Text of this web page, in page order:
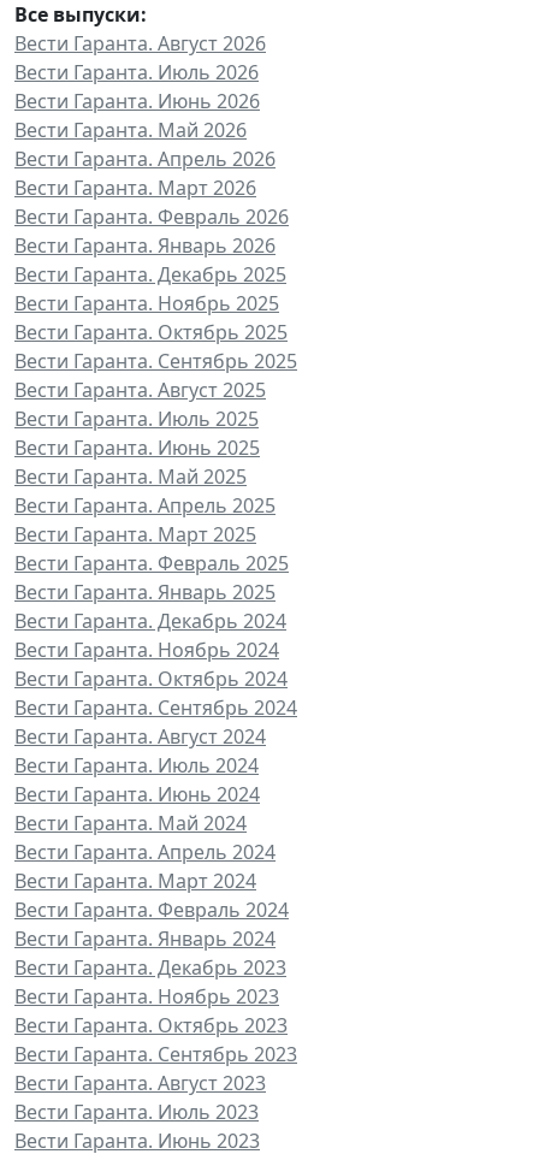
Все выпуски:
Вести Гаранта. Август 2026
Вести Гаранта. Июль 2026
Вести Гаранта. Июнь 2026
Вести Гаранта. Май 2026
Вести Гаранта. Апрель 2026
Вести Гаранта. Март 2026
Вести Гаранта. Февраль 2026
Вести Гаранта. Январь 2026
Вести Гаранта. Декабрь 2025
Вести Гаранта. Ноябрь 2025
Вести Гаранта. Октябрь 2025
Вести Гаранта. Сентябрь 2025
Вести Гаранта. Август 2025
Вести Гаранта. Июль 2025
Вести Гаранта. Июнь 2025
Вести Гаранта. Май 2025
Вести Гаранта. Апрель 2025
Вести Гаранта. Март 2025
Вести Гаранта. Февраль 2025
Вести Гаранта. Январь 2025
Вести Гаранта. Декабрь 2024
Вести Гаранта. Ноябрь 2024
Вести Гаранта. Октябрь 2024
Вести Гаранта. Сентябрь 2024
Вести Гаранта. Август 2024
Вести Гаранта. Июль 2024
Вести Гаранта. Июнь 2024
Вести Гаранта. Май 2024
Вести Гаранта. Апрель 2024
Вести Гаранта. Март 2024
Вести Гаранта. Февраль 2024
Вести Гаранта. Январь 2024
Вести Гаранта. Декабрь 2023
Вести Гаранта. Ноябрь 2023
Вести Гаранта. Октябрь 2023
Вести Гаранта. Сентябрь 2023
Вести Гаранта. Август 2023
Вести Гаранта. Июль 2023
Вести Гаранта. Июнь 2023